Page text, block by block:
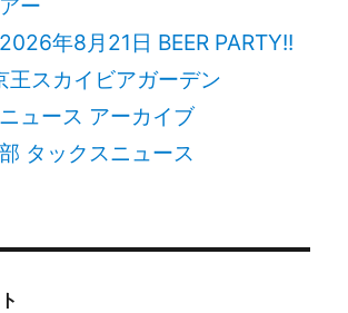
ー
2026年8月21日 BEER PARTY!!
スカイビアガーデン
ュース アーカイブ
タックスニュース